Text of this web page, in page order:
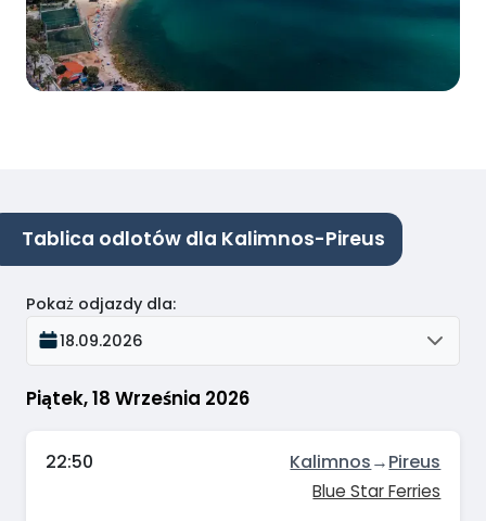
Tablica odlotów dla Kalimnos-Pireus
Piątek, 18 Września 2026
Pokaż odjazdy dla:
18.09.2026
22:50 Kalimnos→Pireus
Blue Star Ferries